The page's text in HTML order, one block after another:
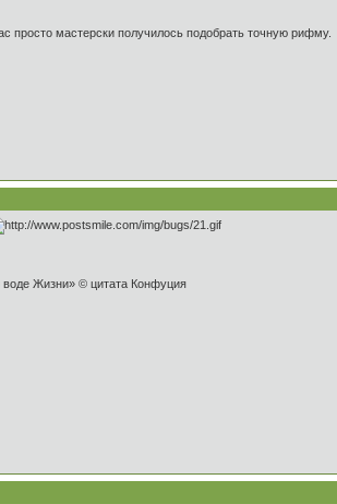
просто мастерски получилось подобрать точную рифму.
воде Жизни» © цитата Конфуция